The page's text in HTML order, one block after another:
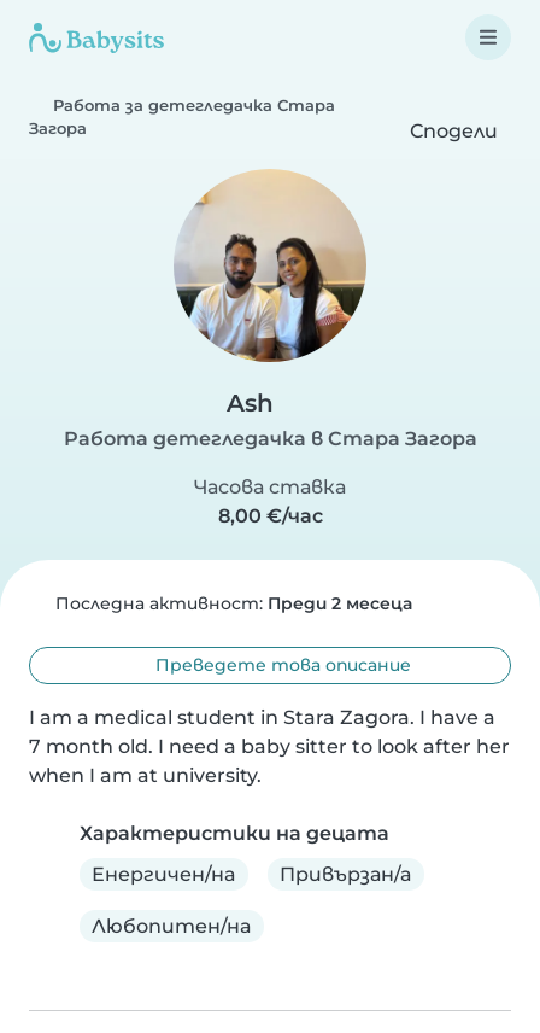
Работа за детегледачка Стара
Загора
Сподели
Ash
Работа детегледачка в Стара Загора
Часова ставка
8,00 €/час
Последна активност: Преди 2 месеца
Преведете това описание
I am a medical student in Stara Zagora. I have a
7 month old. I need a baby sitter to look after her
when I am at university.
Характеристики на децата
Енергичен/на
Привързан/а
Любопитен/на